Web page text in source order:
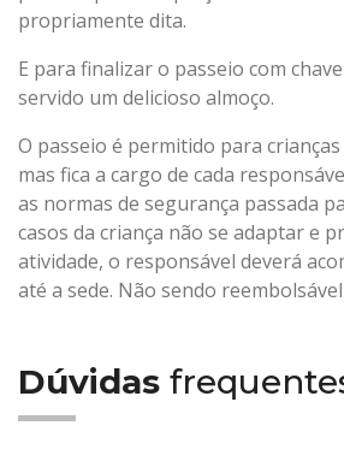
propriamente dita.
E para finalizar o passeio com
servido um delicioso almoço.
O passeio é permitido para
mas fica a cargo de cada
as normas de segurança passada
casos da criança não se adaptar e
atividade, o responsável deverá
até a sede. Não sendo
Dúvidas